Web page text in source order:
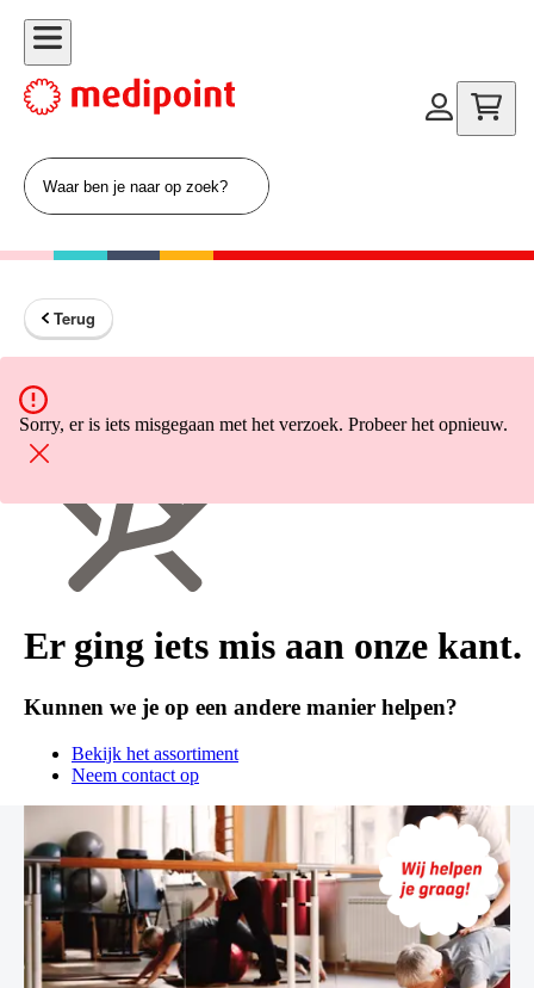
Terug
Sorry, er is iets misgegaan met het verzoek. Probeer het opnieuw.
Er ging iets mis aan onze kant.
Kunnen we je op een andere manier helpen?
Bekijk het assortiment
Neem contact op